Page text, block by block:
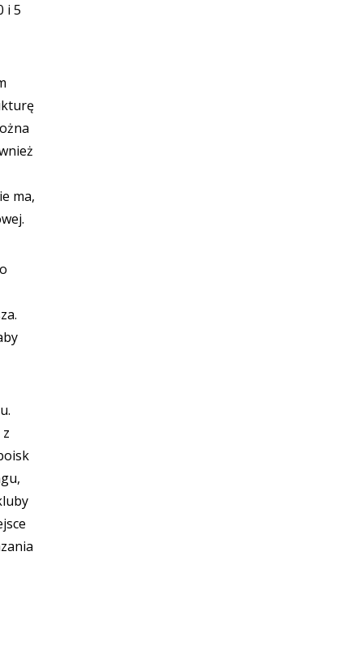
i 5
ma,